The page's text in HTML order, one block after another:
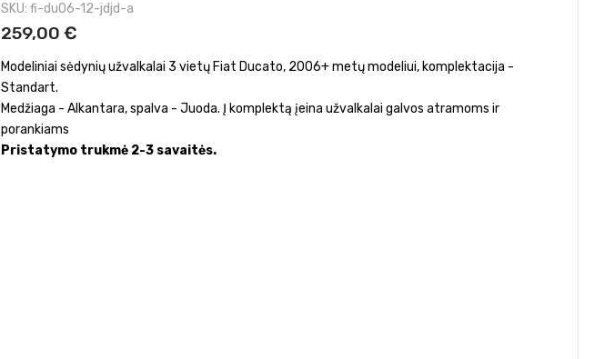
SKU fi-du06-12-jdjd-a
259,00 €
Modeliniai sėdynių užvalkalai 3 vietų Fiat Ducato, 2006+ metų modeliui, komplektacija -
Standart.
Medžiaga - Alkantara, spalva - Juoda. Į komplektą įeina užvalkalai galvos atramoms ir
porankiams
Pristatymo trukmė 2-3 savaitės.